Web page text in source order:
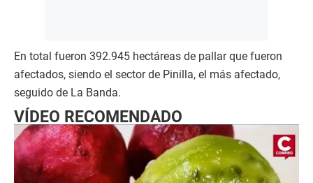
En total fueron 392.945 hectáreas de pallar que fueron
afectados, siendo el sector de Pinilla, el más afectado,
seguido de La Banda.
VÍDEO RECOMENDADO